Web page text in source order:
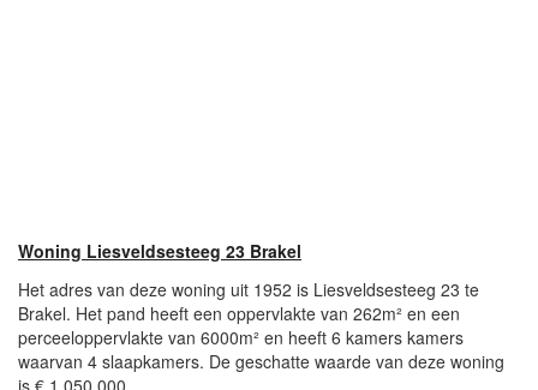
Woning Liesveldsesteeg 23 Brakel
Het adres van deze woning uit 1952 is Liesveldsesteeg 23 te
Brakel. Het pand heeft een oppervlakte van 262m² en een
perceeloppervlakte van 6000m² en heeft 6 kamers kamers
waarvan 4 slaapkamers. De geschatte waarde van deze woning